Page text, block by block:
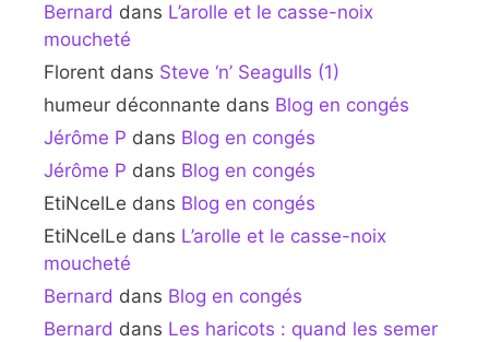
Bernard dans L’arolle et le casse-noix
moucheté
Florent dans Steve ‘n’ Seagulls (1)
humeur déconnante dans Blog en congés
Jérôme P dans Blog en congés
Jérôme P dans Blog en congés
EtiNcelLe dans Blog en congés
EtiNcelLe dans L’arolle et le casse-noix
moucheté
Bernard dans Blog en congés
Bernard dans Les haricots : quand les semer